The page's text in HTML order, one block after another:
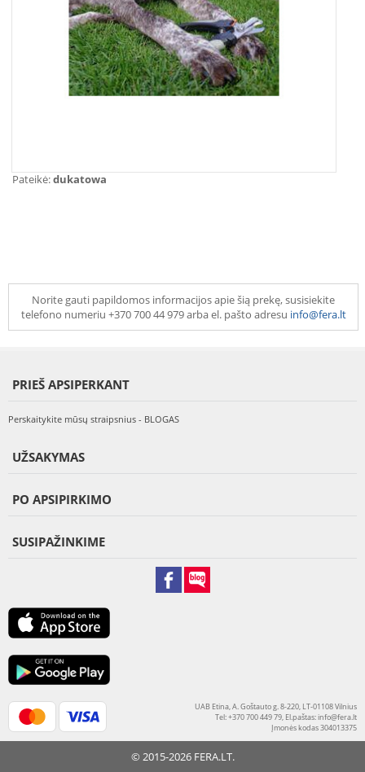
Pateikė:dukatowa
Norite gauti papildomos informacijos apie šią prekę, susisiekite
telefono numeriu +370 700 44 979 arba el. pašto adresu info@fera.lt
PRIEŠ APSIPERKANT
Perskaitykite mūsų straipsnius - BLOGAS
UŽSAKYMAS
PO APSIPIRKIMO
SUSIPAŽINKIME
UAB Etina, A. Goštauto g. 8-220, LT-01108 Vilnius
Tel: +370 700 449 79, El.paštas:info@fera.lt
Įmonės kodas 304013375
© 2015-2026 FERA.LT.